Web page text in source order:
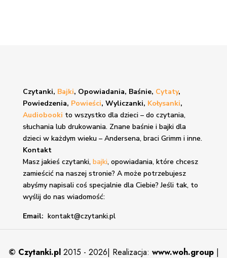
Czytanki, Bajki, Opowiadania, Baśnie, Cytaty,
Powiedzenia, Powieści, Wyliczanki, Kołysanki,
Audiobooki to wszystko dla dzieci – do czytania,
słuchania lub drukowania. Znane baśnie i bajkidla
dzieci w każdym wieku – Andersena, braci Grimm i inne.
Kontakt
Masz jakieś czytanki, bajki, opowiadania, które chcesz
zamieścić na naszej stronie? A może potrzebujesz
abyśmy napisali coś specjalnie dla Ciebie? Jeśli tak, to
wyślij do nas wiadomość:
Email: kontakt@czytanki.pl
© Czytanki.pl 2015 - 2026| Realizacja: www.woh.group |